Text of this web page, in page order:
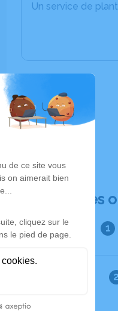
Un service de
Déroulé des